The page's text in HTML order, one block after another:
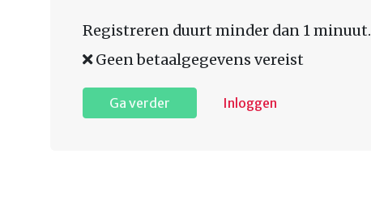
Registreren duurt minder dan 1 minuut.
Geen betaalgegevens vereist
Ga verder Inloggen